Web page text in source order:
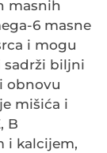
masnih
6 masne
i mogu
sadrži biljni
obnovu
mišića i
B
i kalcijem,